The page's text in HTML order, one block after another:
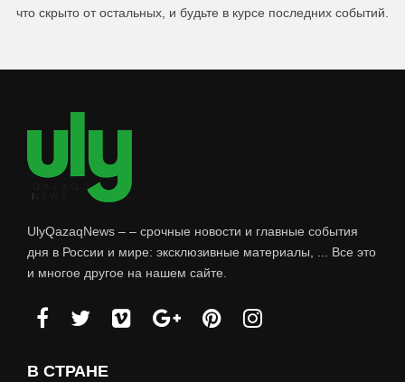
что скрыто от остальных, и будьте в курсе последних событий.
UlyQazaqNews – – срочные новости и главные события
дня в России и мире: эксклюзивные материалы, ... Все это
и многое другое на нашем сайте.
В СТРАНЕ